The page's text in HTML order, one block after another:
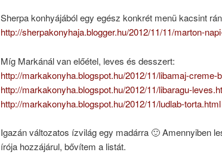
Sherpa konhyájából egy egész konkrét menü kacsint
http://sherpakonyhaja.blogger.hu/2012/11/11/marton-
Míg Markánál van előétel, leves és desszert:
http://markakonyha.blogspot.hu/2012/11/libamaj-creme-
http://markakonyha.blogspot.hu/2012/11/libaragu-
http://markakonyha.blogspot.hu/2012/11/ludlab-torta.html
Igazán változatos ízvilág egy madárra 🙂 Amennyiben
írója hozzájárul, bővítem a listát.